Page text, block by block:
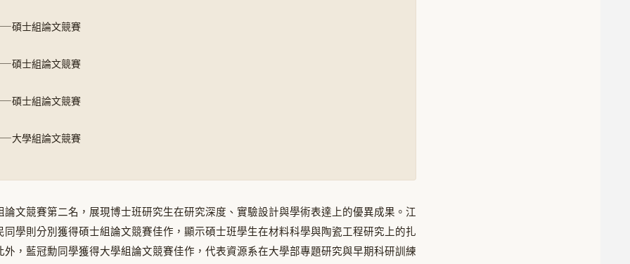
碩士組論文競賽
碩士組論文競賽
碩士組論文競賽
大學組論文競賽
文競賽第二名，展現博士班研究生在研究深度、實驗設計與學術表達上的優異成果。江
學則分別獲得碩士組論文競賽佳作，顯示碩士班學生在材料科學與陶瓷工程研究上的扎
，藍冠勳同學獲得大學組論文競賽佳作，代表資源系在大學部專題研究與早期科研訓練